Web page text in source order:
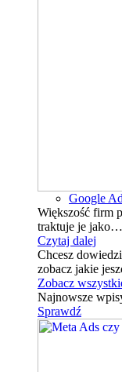
Google
Większość firm
traktuje je jako…
Czytaj dalej
Chcesz
zobacz jakie
Zobacz
Najnowsze
Sprawdź